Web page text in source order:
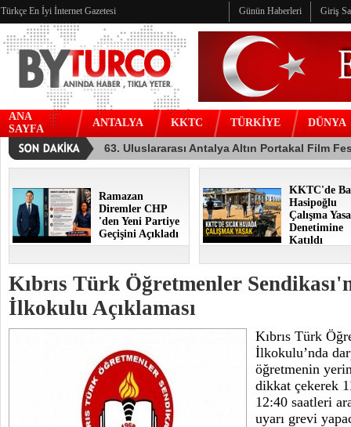
Türkçe En İyi İnternet Gazetesi Günün Haberleri Giriş
ANA
SAYFA
ANTALYA KKTC TÜRKİYE DÜNYA
Ramazan
Diremler CHP
'den Yeni Partiye
Geçişini Açıkladı
KKTC'de
Hasipoğlu
Çalışma
Denetimine
Katıldı
Kıbrıs Türk Öğretmenler
İlkokulu Açıklaması
Kıbrıs Türk
İlkokulu’nda
öğretmenin
dikkat çekerek
12:40 saatleri
uyarı grevi